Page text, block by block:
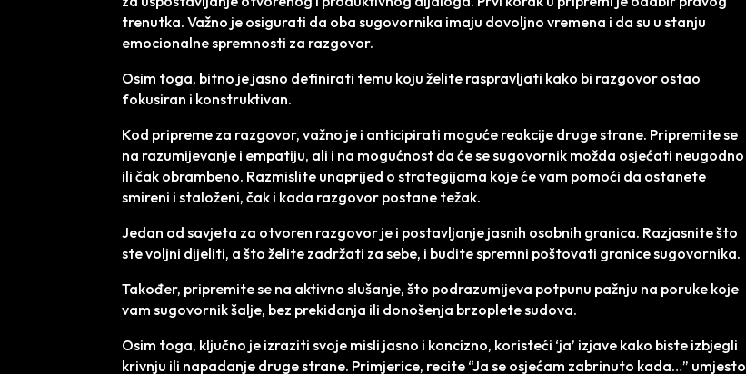
trenutka. Važno je osigurati da oba sugovornika imaju dovoljno vremena i da su u stanju
emocionalne spremnosti za razgovor.
Osim toga, bitno je jasno definirati temu koju želite raspravljati kako bi razgovor ostao
fokusiran i konstruktivan.
Kod pripreme za razgovor, važno je i anticipirati moguće reakcije druge strane. Pripremite se
na razumijevanje i empatiju, ali i na mogućnost da će se sugovornik možda osjećati neugodno
ili čak obrambeno. Razmislite unaprijed o strategijama koje će vam pomoći da ostanete
smireni i staloženi, čak i kada razgovor postane težak.
Jedan od savjeta za otvoren razgovor je i postavljanje jasnih osobnih granica. Razjasnite što
ste voljni dijeliti, a što želite zadržati za sebe, i budite spremni poštovati granice sugovornika.
Također, pripremite se na aktivno slušanje, što podrazumijeva potpunu pažnju na poruke koje
vam sugovornik šalje, bez prekidanja ili donošenja brzoplete sudova.
Osim toga, ključno je izraziti svoje misli jasno i koncizno, koristeći ‘ja’ izjave kako biste izbjegli
krivnju ili napadanje druge strane. Primjerice, recite “Ja se osjećam zabrinuto kada…” umjesto